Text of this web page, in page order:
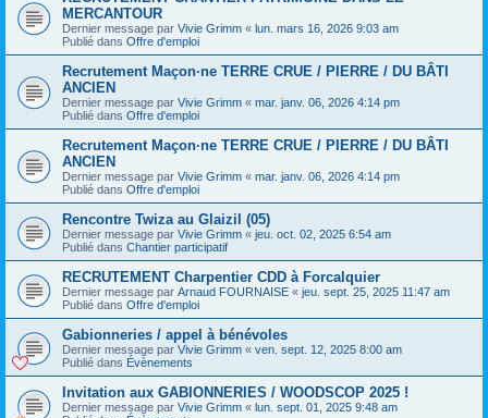
MERCANTOUR
Dernier message par Vivie Grimm « lun. mars 16, 2026 9:03 am
Publié dans Offre d'emploi
Recrutement Maçon·ne TERRE CRUE / PIERRE / DU BÂTI
ANCIEN
Dernier message par Vivie Grimm « mar. janv. 06, 2026 4:14 pm
Publié dans Offre d'emploi
Recrutement Maçon·ne TERRE CRUE / PIERRE / DU BÂTI
ANCIEN
Dernier message par Vivie Grimm « mar. janv. 06, 2026 4:14 pm
Publié dans Offre d'emploi
Rencontre Twiza au Glaizil (05)
Dernier message par Vivie Grimm « jeu. oct. 02, 2025 6:54 am
Publié dans Chantier participatif
RECRUTEMENT Charpentier CDD à Forcalquier
Dernier message par Arnaud FOURNAISE « jeu. sept. 25, 2025 11:47 am
Publié dans Offre d'emploi
Gabionneries / appel à bénévoles
Dernier message par Vivie Grimm « ven. sept. 12, 2025 8:00 am
Publié dans Évènements
Invitation aux GABIONNERIES / WOODSCOP 2025 !
Dernier message par Vivie Grimm « lun. sept. 01, 2025 9:48 am